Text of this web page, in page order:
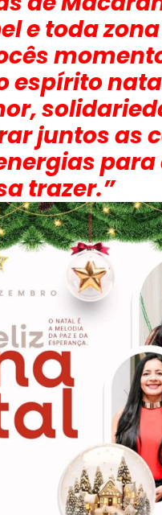
e toda
espírito
juntos as
trazer.”